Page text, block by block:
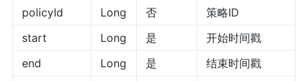
policyId
Long 否
策略ID
start
Long 是
开始时间戳
end
Long 是 结束时间戳